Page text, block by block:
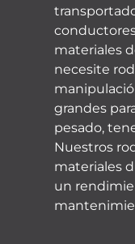
materiales
necesite
grandes
pesado,
Nuestros
materiales
un